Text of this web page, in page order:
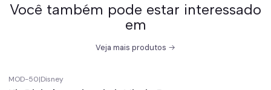
Você também pode estar interessado
em
Veja mais produtos
MOD-50|Disney